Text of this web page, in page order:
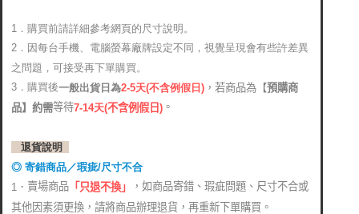
1．購買前請詳細參考網頁的尺寸說明。
2． 因每台手機、電腦螢幕廠牌設定不同，視覺呈現會有些許差異
之問題，可接受再下單購買。
3．購買後一般出貨日為2-5天(不含例假日) ，若商品為【預購商
品】約需等待7-14天(不含例假日) 。
退貨說明
◎ 寄錯商品／瑕疵/尺寸不合
1． 賣場商品 「只退不換」
，如商品寄錯、瑕疵問題、尺寸不合或
其他因素須更換，請將商品辦理退貨，再重新下單購買。